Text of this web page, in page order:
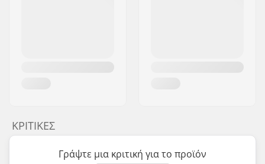
ΚΡΙΤΙΚΈΣ
Γράψτε μια κριτική για το προϊόν